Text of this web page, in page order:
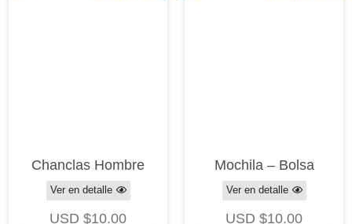
Chanclas Hombre
Ver en detalle
USD $10.00
Mochila – Bolsa
Ver en detalle
USD $10.00